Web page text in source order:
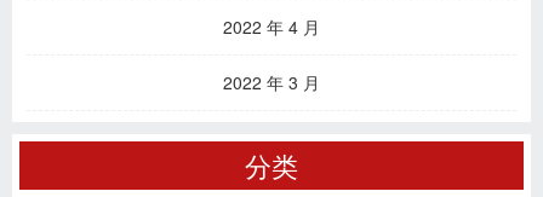
2022 年 4 月
2022 年 3 月
分类